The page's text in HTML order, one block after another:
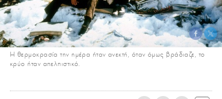
Η θερμοκρασία την ημέρα ήταν ανεκτή, όταν όμως βράδιαζε, το
κρύο ήταν απελπιστικό.